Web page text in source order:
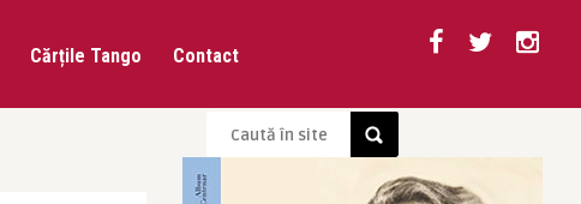
Cărțile Tango Contact